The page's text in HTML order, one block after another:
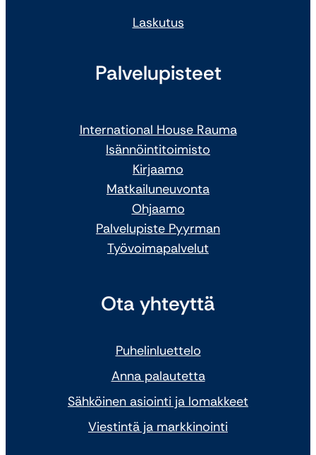
Laskutus
Palvelupisteet
International House Rauma
Isännöintitoimisto
Kirjaamo
Matkailuneuvonta
Ohjaamo
Palvelupiste Pyyrman
Työvoimapalvelut
Ota yhteyttä
Puhelinluettelo
Anna palautetta
Sähköinen asiointi ja lomakkeet
Viestintä ja markkinointi